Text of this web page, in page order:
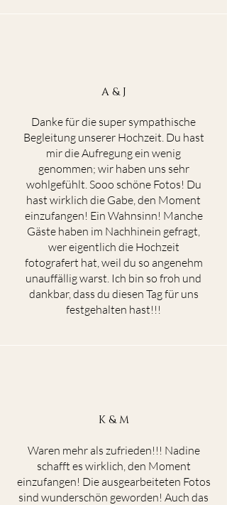
A & J
Danke für die super sympathische
Begleitung unserer Hochzeit. Du hast
mir die Aufregung ein wenig
genommen; wir haben uns sehr
wohlgefühlt. Sooo schöne Fotos! Du
hast wirklich die Gabe, den Moment
einzufangen! Ein Wahnsinn! Manche
Gäste haben im Nachhinein gefragt,
wer eigentlich die Hochzeit
fotografert hat, weil du so angenehm
unauffällig warst. Ich bin so froh und
dankbar, dass du diesen Tag für uns
festgehalten hast!!!
K & M
Waren mehr als zufrieden!!! Nadine
schafft es wirklich, den Moment
einzufangen! Die ausgearbeiteten Fotos
sind wunderschön geworden! Auch das